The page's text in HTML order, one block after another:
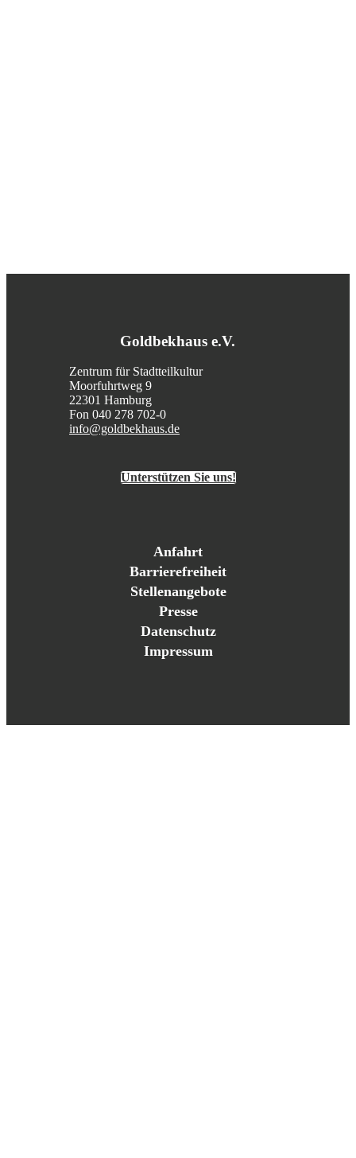
Goldbekhaus e.V.
Zentrum für Stadtteilkultur
Moorfuhrtweg 9
22301 Hamburg
Fon 040 278 702-0
info@goldbekhaus.de
Unterstützen Sie uns!
Anfahrt
Barrierefreiheit
Stellenangebote
Presse
Datenschutz
Impressum